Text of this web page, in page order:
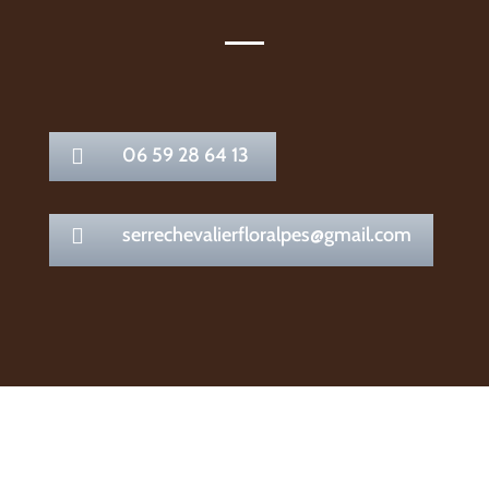
 06 59 28 64 13
 serrechevalierfloralpes@gmail.com